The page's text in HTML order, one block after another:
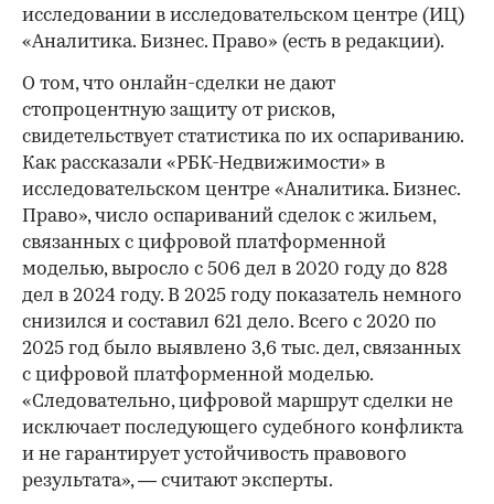
исследовании в исследовательском центре (ИЦ)
«Аналитика. Бизнес. Право» (есть в редакции).
О том, что онлайн-сделки не дают
стопроцентную защиту от рисков,
свидетельствует статистика по их оспариванию.
Как рассказали «РБК-Недвижимости» в
исследовательском центре «Аналитика. Бизнес.
Право», число оспариваний сделок с жильем,
связанных с цифровой платформенной
моделью, выросло с 506 дел в 2020 году до 828
дел в 2024 году. В 2025 году показатель немного
снизился и составил 621 дело. Всего с 2020 по
2025 год было выявлено 3,6 тыс. дел, связанных
с цифровой платформенной моделью.
«Следовательно, цифровой маршрут сделки не
исключает последующего судебного конфликта
и не гарантирует устойчивость правового
результата», — считают эксперты.